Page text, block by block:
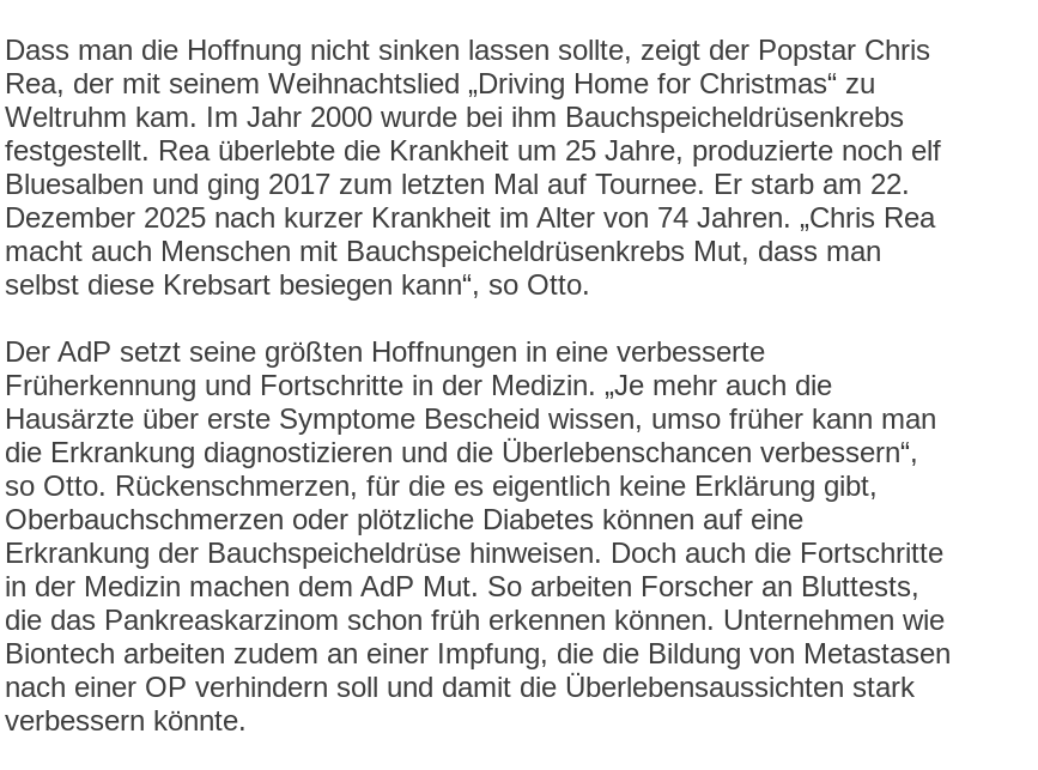
Dass man die Hoffnung nicht sinken lassen sollte, zeigt der Popstar Chris
Rea, der mit seinem Weihnachtslied „Driving Home for Christmas“ zu
Weltruhm kam. Im Jahr 2000 wurde bei ihm Bauchspeicheldrüsenkrebs
festgestellt. Rea überlebte die Krankheit um 25 Jahre, produzierte noch elf
Bluesalben und ging 2017 zum letzten Mal auf Tournee. Er starb am 22.
Dezember 2025 nach kurzer Krankheit im Alter von 74 Jahren. „Chris Rea
macht auch Menschen mit Bauchspeicheldrüsenkrebs Mut, dass man
selbst diese Krebsart besiegen kann“, so Otto.
Der AdP setzt seine größten Hoffnungen in eine verbesserte
Früherkennung und Fortschritte in der Medizin. „Je mehr auch die
Hausärzte über erste Symptome Bescheid wissen, umso früher kann man
die Erkrankung diagnostizieren und die Überlebenschancen verbessern“,
so Otto. Rückenschmerzen, für die es eigentlich keine Erklärung gibt,
Oberbauchschmerzen oder plötzliche Diabetes können auf eine
Erkrankung der Bauchspeicheldrüse hinweisen. Doch auch die Fortschritte
in der Medizin machen dem AdP Mut. So arbeiten Forscher an Bluttests,
die das Pankreaskarzinom schon früh erkennen können. Unternehmen wie
Biontech arbeiten zudem an einer Impfung, die die Bildung von Metastasen
nach einer OP verhindern soll und damit die Überlebensaussichten stark
verbessern könnte.